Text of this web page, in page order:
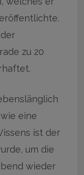
zu 20
eine
ist der
um die
wieder